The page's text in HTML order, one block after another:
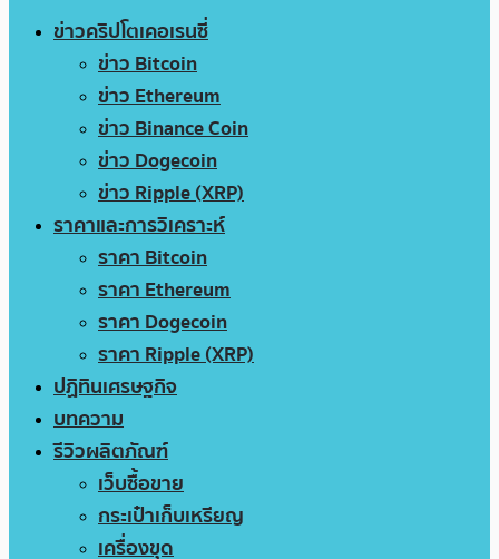
ข่าวคริปโตเคอเรนซี่
ข่าว Bitcoin
ข่าว Ethereum
ข่าว Binance Coin
ข่าว Dogecoin
ข่าว Ripple (XRP)
ราคาและการวิเคราะห์
ราคา Bitcoin
ราคา Ethereum
ราคา Dogecoin
ราคา Ripple (XRP)
ปฏิทินเศรษฐกิจ
บทความ
รีวิวผลิตภัณฑ์
เว็บซื้อขาย
กระเป๋าเก็บเหรียญ
เครื่องขุด